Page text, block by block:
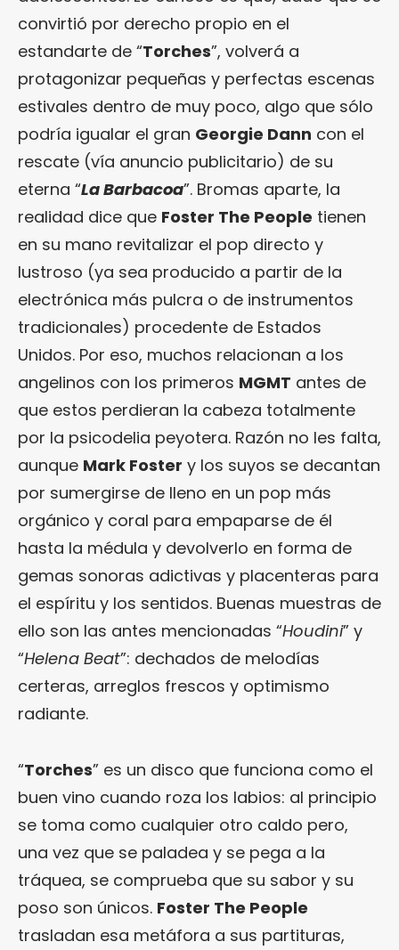
convirtió por derecho propio en el
estandarte de “Torches”, volverá a
protagonizar pequeñas y perfectas escenas
estivales dentro de muy poco, algo que sólo
podría igualar el gran Georgie Dann con el
rescate (vía anuncio publicitario) de su
eterna “La Barbacoa”. Bromas aparte, la
realidad dice que Foster The People tienen
en su mano revitalizar el pop directo y
lustroso (ya sea producido a partir de la
electrónica más pulcra o de instrumentos
tradicionales) procedente de Estados
Unidos. Por eso, muchos relacionan a los
angelinos con los primeros MGMT antes de
que estos perdieran la cabeza totalmente
por la psicodelia peyotera. Razón no les falta,
aunque Mark Foster y los suyos se decantan
por sumergirse de lleno en un pop más
orgánico y coral para empaparse de él
hasta la médula y devolverlo en forma de
gemas sonoras adictivas y placenteras para
el espíritu y los sentidos. Buenas muestras de
ello son las antes mencionadas “Houdini” y
“Helena Beat”: dechados de melodías
certeras, arreglos frescos y optimismo
radiante.
“Torches” es un disco que funciona como el
buen vino cuando roza los labios: al principio
se toma como cualquier otro caldo pero,
una vez que se paladea y se pega a la
tráquea, se comprueba que su sabor y su
poso son únicos. Foster The People
trasladan esa metáfora a sus partituras,